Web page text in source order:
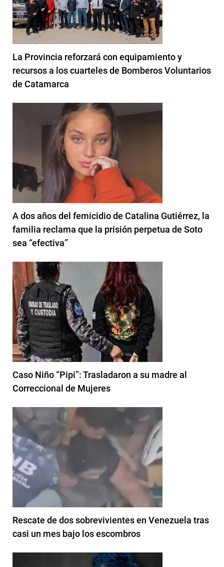
La Provincia reforzará con equipamiento y
recursos a los cuarteles de Bomberos Voluntarios
de Catamarca
A dos años del femicidio de Catalina Gutiérrez, la
familia reclama que la prisión perpetua de Soto
sea “efectiva”
Caso Niño “Pipi”: Trasladaron a su madre al
Correccional de Mujeres
Rescate de dos sobrevivientes en Venezuela tras
casi un mes bajo los escombros